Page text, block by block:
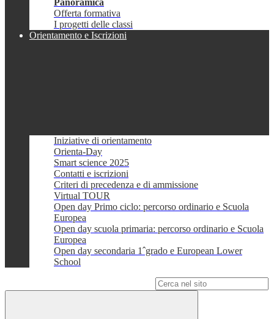
Panoramica
Offerta formativa
I progetti delle classi
Orientamento e Iscrizioni
Iniziative di orientamento
Orienta-Day
Smart science 2025
Contatti e iscrizioni
Criteri di precedenza e di ammissione
Virtual TOUR
Open day Primo ciclo: percorso ordinario e Scuola
Europea
Open day scuola primaria: percorso ordinario e Scuola
Europea
Open day secondaria 1ˆgrado e European Lower
School